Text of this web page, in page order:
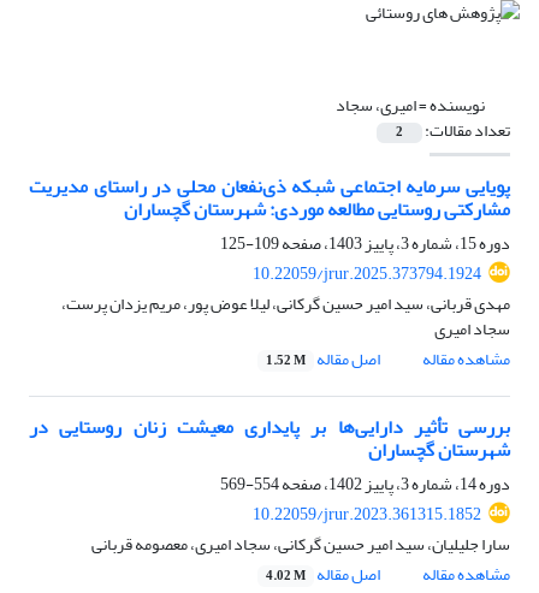
نویسنده =امیری، سجاد
تعداد مقالات: 2
پویایی سرمایه اجتماعی شبکه ذی‌نفعان محلی در راستای مدیریت
مشارکتی روستایی مطالعه موردی: شهرستان گچساران
دوره 15، شماره 3، پاییز 1403، صفحه
109-125
10.22059/jrur.2025.373794.1924
مهدی قربانی، سید امیر حسین گرکانی، لیلا عوض پور، مریم یزدان پرست،
سجاد امیری
مشاهده مقاله
اصل مقاله 1.52 M
بررسی تأثیر دارایی‌ها بر پایداری معیشت زنان روستایی در
شهرستان گچساران
دوره 14، شماره 3، پاییز 1402، صفحه
554-569
10.22059/jrur.2023.361315.1852
سارا جلیلیان، سید امیر حسین گرکانی، سجاد امیری، معصومه قربانی
مشاهده مقاله
اصل مقاله 4.02 M